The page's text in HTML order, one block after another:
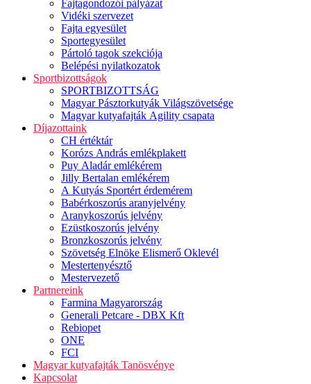
Fajtagondozói pályázat
Vidéki szervezet
Fajta egyesület
Sportegyesület
Pártoló tagok szekciója
Belépési nyilatkozatok
Sportbizottságok
SPORTBIZOTTSÁG
Magyar Pásztorkutyák Világszövetsége
Magyar kutyafajták Agility csapata
Díjazottaink
CH értéktár
Korózs András emlékplakett
Puy Aladár emlékérem
Jilly Bertalan emlékérem
A Kutyás Sportért érdemérem
Babérkoszorús aranyjelvény
Aranykoszorús jelvény
Ezüstkoszorús jelvény
Bronzkoszorús jelvény
Szövetség Elnöke Elismerő Oklevél
Mestertenyésztő
Mestervezető
Partnereink
Farmina Magyarország
Generali Petcare - DBX Kft
Rebiopet
ONE
FCI
Magyar kutyafajták Tanösvénye
Kapcsolat